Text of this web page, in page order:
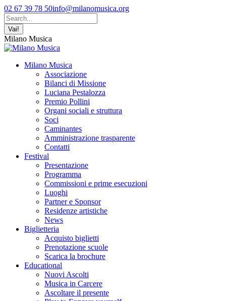
Vai
ai
contenuti
Facebook
page
opens
in
new
window
YouTube
page
opens
in
new
window
Instagram
page
opens
in
new
window
02 67 39 78 50info@milanomusica.org
Cerca:
Milano Musica
Milano Musica
Associazione
Bilanci di Missione
Luciana Pestalozza
Premio Pollini
Organi sociali e struttura
Soci
Caminantes
Amministrazione trasparente
Contatti
Festival
Presentazione
Programma
Commissioni e prime esecuzioni
Luoghi
Partner e Sponsor
Residenze artistiche
News
Biglietteria
Acquisto biglietti
Prenotazione scuole
Scarica la brochure
Educational
Nuovi Ascolti
Musica in Carcere
Ascoltare il presente